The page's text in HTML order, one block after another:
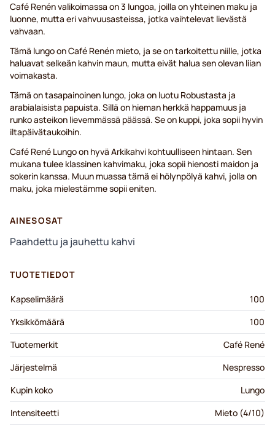
Café Renén valikoimassa on 3 lungoa, joilla on yhteinen maku ja
luonne, mutta eri vahvuusasteissa, jotka vaihtelevat lievästä
vahvaan.
Tämä lungo on Café Renén mieto, ja se on tarkoitettu niille, jotka
haluavat selkeän kahvin maun, mutta eivät halua sen olevan liian
voimakasta.
Tämä on tasapainoinen lungo, joka on luotu Robustasta ja
arabialaisista papuista. Sillä on hieman herkkä happamuus ja
runko asteikon lievemmässä päässä. Se on kuppi, joka sopii hyvin
iltapäivätaukoihin.
Café René Lungo on hyvä Arkikahvi kohtuulliseen hintaan. Sen
mukana tulee klassinen kahvimaku, joka sopii hienosti maidon ja
sokerin kanssa. Muun muassa tämä ei hölynpölyä kahvi, jolla on
maku, joka mielestämme sopii eniten.
AINESOSAT
Paahdettu ja jauhettu kahvi
TUOTETIEDOT
Kapselimäärä
100
Yksikkömäärä
100
Tuotemerkit
Café René
Järjestelmä
Nespresso
Kupin koko
Lungo
Intensiteetti
Mieto (4/10)